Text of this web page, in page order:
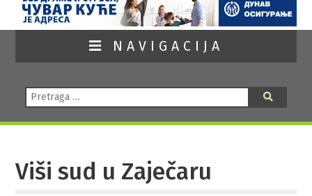
NAVIGACIJA
Pretraga:
Viši sud u Zaječaru